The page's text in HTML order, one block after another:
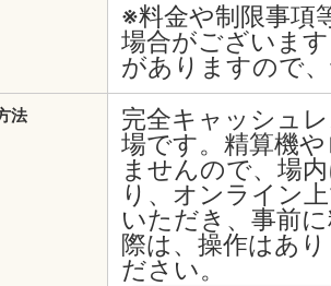
※料金や制限事項
場合がございま
がありますので
法
完全キャッシュ
場です。精算機
ませんので、場
り、オンライン
いただき、事前
際は、操作はあ
ださい。